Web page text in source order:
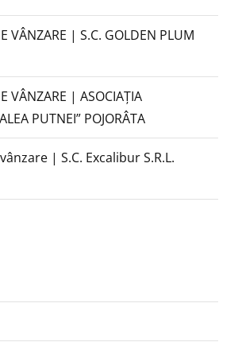
VÂNZARE | S.C. GOLDEN PLUM
VÂNZARE | ASOCIAȚIA
PUTNEI” POJORÂTA
| S.C. Excalibur S.R.L.